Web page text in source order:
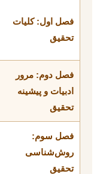
فصل اول: کلیات
تحقیق
فصل دوم: مرور
ادبیات و پیشینه
تحقیق
فصل سوم:
روش‌شناسی
تحقیق